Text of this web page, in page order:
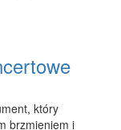
który
brzmieniem i